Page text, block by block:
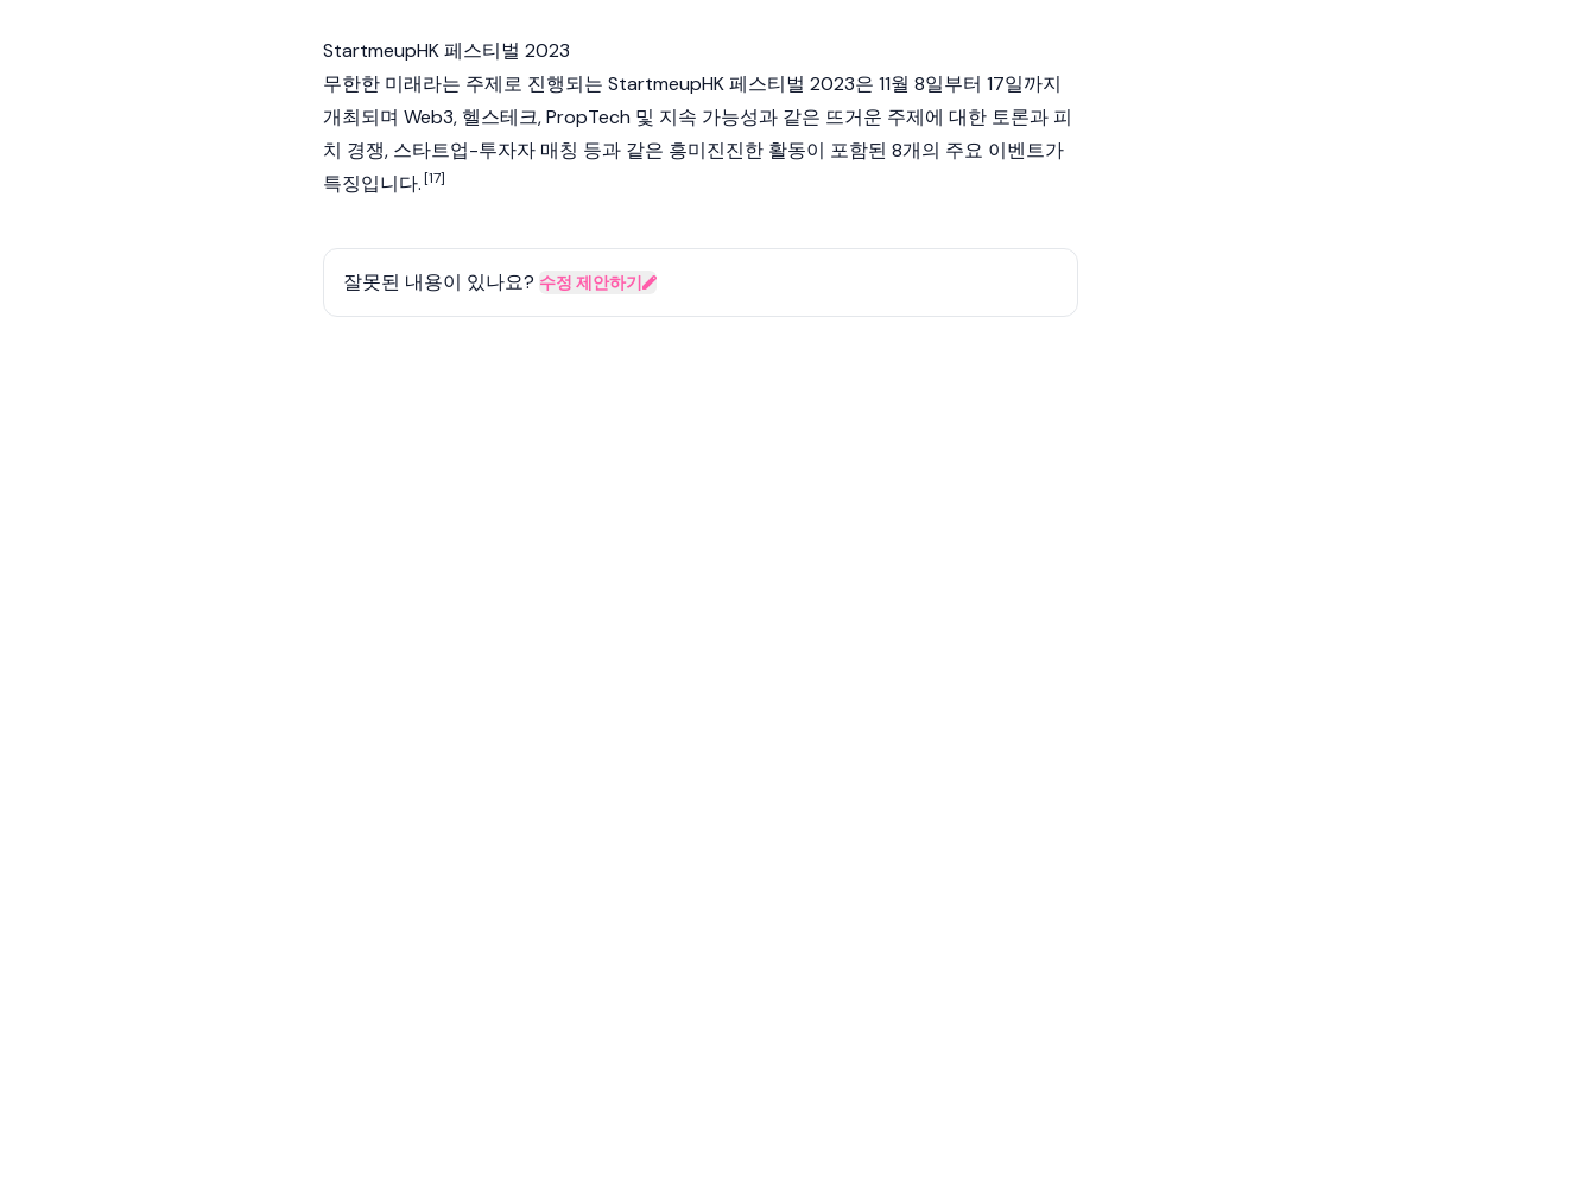
StartmeupHK 페스티벌 2023
무한한 미래라는 주제로 진행되는 StartmeupHK 페스티벌 2023은 11월 8일부터 17일까지
개최되며 Web3, 헬스테크, PropTech 및 지속 가능성과 같은 뜨거운 주제에 대한 토론과 피
치 경쟁, 스타트업-투자자 매칭 등과 같은 흥미진진한 활동이 포함된 8개의 주요 이벤트가
특징입니다.[17]
잘못된 내용이 있나요? 수정 제안하기